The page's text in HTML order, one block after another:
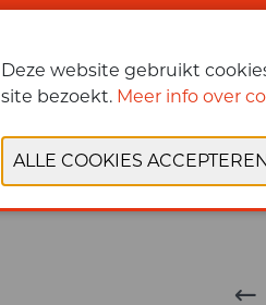
Deze website gebruikt
site bezoekt. Meer info over